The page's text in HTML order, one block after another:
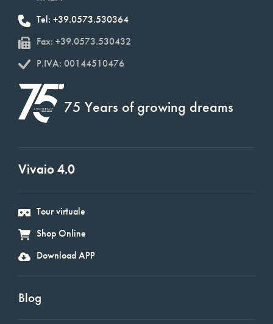
Tel: +39.0573.530364
Fax: +39.0573.530432
P.IVA: 00144510476
75 Years of growing dreams
Vivaio 4.0
Tour virtuale
Shop Online
Download APP
Blog